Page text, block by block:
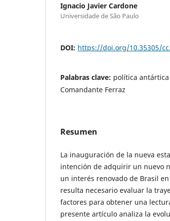
Ignacio Javier Cardone
Universidade de São Paulo
DOI: https://doi.org/10.35305/
Palabras clave: política antártica
Comandante Ferraz
Resumen
La inauguración de la nueva
intención de adquirir un nuevo
un interés renovado de Brasil
resulta necesario evaluar la
factores para obtener una
presente artículo analiza la